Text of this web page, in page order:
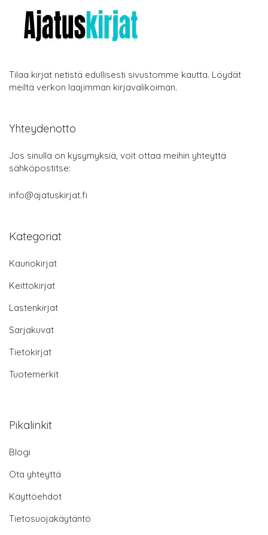
Tilaa kirjat netistä edullisesti sivustomme kautta. Löydät
meiltä verkon laajimman kirjavalikoiman.
Yhteydenotto
Jos sinulla on kysymyksiä, voit ottaa meihin yhteyttä
sähköpostitse:
info@ajatuskirjat.fi
Kategoriat
Kaunokirjat
Keittokirjat
Lastenkirjat
Sarjakuvat
Tietokirjat
Tuotemerkit
Pikalinkit
Blogi
Ota yhteyttä
Käyttöehdot
Tietosuojakäytäntö